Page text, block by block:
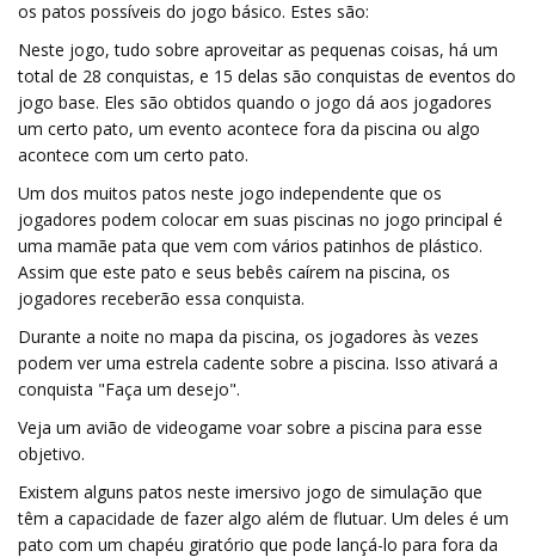
os patos possíveis do jogo básico. Estes são:
Neste jogo, tudo sobre aproveitar as pequenas coisas, há um
total de 28 conquistas, e 15 delas são conquistas de eventos do
jogo base. Eles são obtidos quando o jogo dá aos jogadores
um certo pato, um evento acontece fora da piscina ou algo
acontece com um certo pato.
Um dos muitos patos neste jogo independente que os
jogadores podem colocar em suas piscinas no jogo principal é
uma mamãe pata que vem com vários patinhos de plástico.
Assim que este pato e seus bebês caírem na piscina, os
jogadores receberão essa conquista.
Durante a noite no mapa da piscina, os jogadores às vezes
podem ver uma estrela cadente sobre a piscina. Isso ativará a
conquista "Faça um desejo".
Veja um avião de videogame voar sobre a piscina para esse
objetivo.
Existem alguns patos neste imersivo jogo de simulação que
têm a capacidade de fazer algo além de flutuar. Um deles é um
pato com um chapéu giratório que pode lançá-lo para fora da